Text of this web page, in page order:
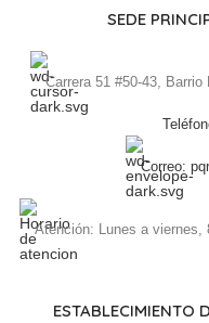
SEDE
Carrera 51 #50-43,
Correo:
Atención: Lunes a
ESTABLECIMIENTO